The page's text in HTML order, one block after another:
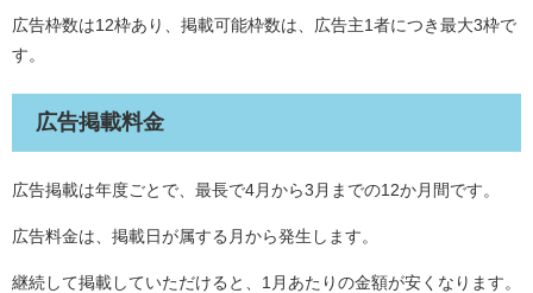
広告枠数は12枠あり、掲載可能枠数は、広告主1者につき最大3枠で
す。
広告掲載料金
広告掲載は年度ごとで、最長で4月から3月までの12か月間です。
広告料金は、掲載日が属する月から発生します。
継続して掲載していただけると、1月あたりの金額が安くなります。